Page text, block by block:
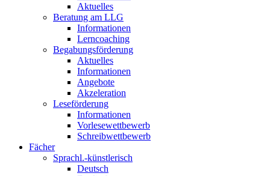
Aktuelles
Beratung am LLG
Informationen
Lerncoaching
Begabungsförderung
Aktuelles
Informationen
Angebote
Akzeleration
Leseförderung
Informationen
Vorlesewettbewerb
Schreibwettbewerb
Fächer
Sprachl.-künstlerisch
Deutsch